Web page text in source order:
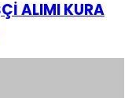
ALIMI KURA